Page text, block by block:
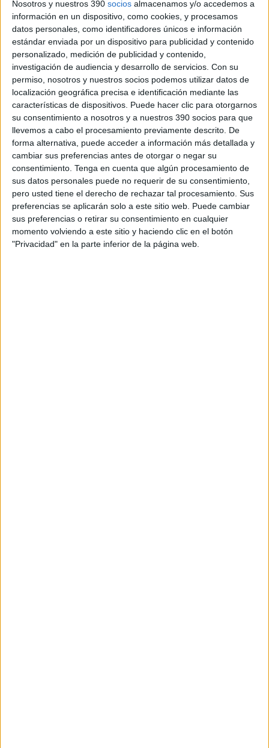
Nosotros y nuestros 390 socios almacenamos y/o accedemos a
información en un dispositivo, como cookies, y procesamos
datos personales, como identificadores únicos e información
estándar enviada por un dispositivo para publicidad y contenido
personalizado, medición de publicidad y contenido,
investigación de audiencia y desarrollo de servicios. Con su
permiso, nosotros y nuestros socios podemos utilizar datos de
localización geográfica precisa e identificación mediante las
características de dispositivos. Puede hacer clic para otorgarnos
su consentimiento a nosotros y a nuestros 390 socios para que
llevemos a cabo el procesamiento previamente descrito. De
forma alternativa, puede acceder a información más detallada y
cambiar sus preferencias antes de otorgar o negar su
consentimiento. Tenga en cuenta que algún procesamiento de
sus datos personales puede no requerir de su consentimiento,
pero usted tiene el derecho de rechazar tal procesamiento. Sus
preferencias se aplicarán solo a este sitio web. Puede cambiar
sus preferencias o retirar su consentimiento en cualquier
momento volviendo a este sitio y haciendo clic en el botón
"Privacidad" en la parte inferior de la página web.
Descargas
Dental Prótesis 211(9473 Kb)
ÚLTIMA EDICIÓN DE LA REVISTA